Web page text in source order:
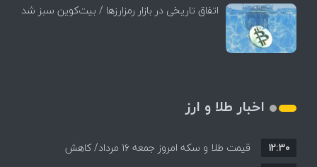
اتفاق تاریخی در بازار رمزارزها / بیت‌کوین سبز شد
اخبار طلا و ارز
قیمت طلا و سکه امروز جمعه ۱۶ مرداد/ کاهش
۱۲:۳۰